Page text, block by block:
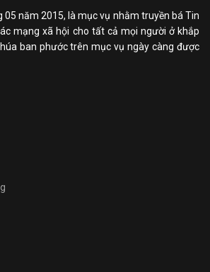
năm 2015, là mục vụ nhằm truyền bá Tin
mạng xã hội cho tất cả mọi người ở khắp
ban phước trên mục vụ ngày càng được